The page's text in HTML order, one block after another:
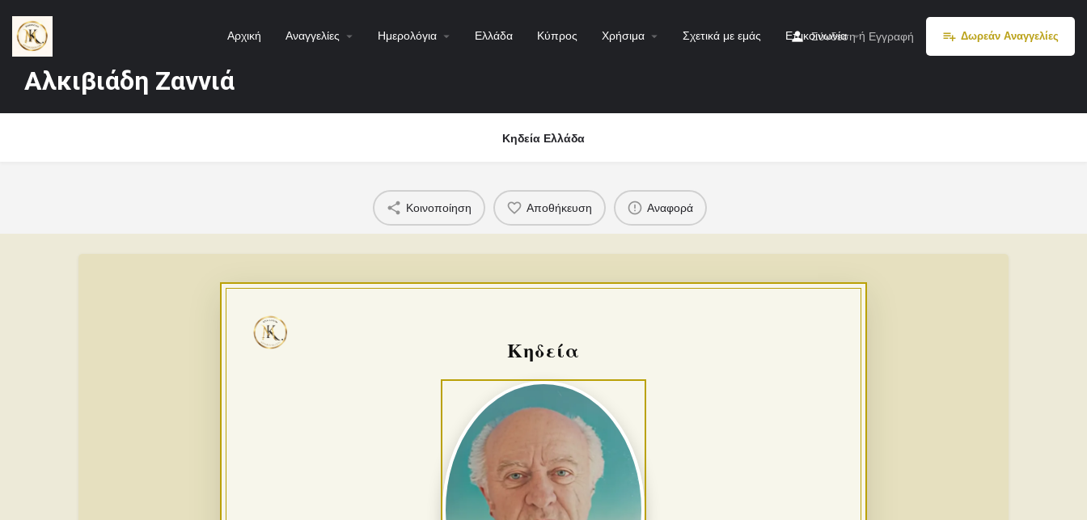
Αρχική Αναγγελίες Ημερολόγια Ελλάδα Κύπρος Χρήσιμα Σχετικά με εμάς Επικοινωνία
Σύνδεση ή Εγγραφή Δωρεάν Αναγγελίες
Αλκιβιάδη Ζαννιά
Κηδεία Ελλάδα
Κοινοποίηση Αποθήκευση Αναφορά
Κηδεία